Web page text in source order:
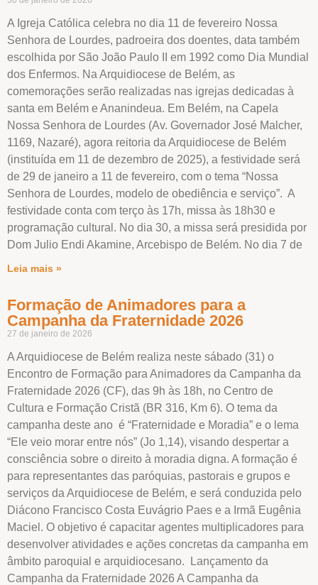
A Igreja Católica celebra no dia 11 de fevereiro Nossa
Senhora de Lourdes, padroeira dos doentes, data também
escolhida por São João Paulo II em 1992 como Dia Mundial
dos Enfermos. Na Arquidiocese de Belém, as
comemorações serão realizadas nas igrejas dedicadas à
santa em Belém e Ananindeua. Em Belém, na Capela
Nossa Senhora de Lourdes (Av. Governador José Malcher,
1169, Nazaré), agora reitoria da Arquidiocese de Belém
(instituída em 11 de dezembro de 2025), a festividade será
de 29 de janeiro a 11 de fevereiro, com o tema “Nossa
Senhora de Lourdes, modelo de obediência e serviço”. A
festividade conta com terço às 17h, missa às 18h30 e
programação cultural. No dia 30, a missa será presidida por
Dom Julio Endi Akamine, Arcebispo de Belém. No dia 7 de
Leia mais »
Formação de Animadores para a
Campanha da Fraternidade 2026
27 de janeiro de 2026
A Arquidiocese de Belém realiza neste sábado (31) o
Encontro de Formação para Animadores da Campanha da
Fraternidade 2026 (CF), das 9h às 18h, no Centro de
Cultura e Formação Cristã (BR 316, Km 6). O tema da
campanha deste ano é “Fraternidade e Moradia” e o lema
“Ele veio morar entre nós” (Jo 1,14), visando despertar a
consciência sobre o direito à moradia digna. A formação é
para representantes das paróquias, pastorais e grupos e
serviços da Arquidiocese de Belém, e será conduzida pelo
Diácono Francisco Costa Euvágrio Paes e a Irmã Eugênia
Maciel. O objetivo é capacitar agentes multiplicadores para
desenvolver atividades e ações concretas da campanha em
âmbito paroquial e arquidiocesano. Lançamento da
Campanha da Fraternidade 2026 A Campanha da